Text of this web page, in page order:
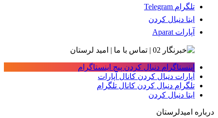
تلگرام Telegram
ایتا دنبال کردن
آپارات Aparat
اینستاگرام دنبال کردن پیج اینستاگرام
آپارات دنبال کردن کانال آپارات
تلگرام دنبال کردن کانال تلگرام
ایتا دنبال کردن
درباره امیدلرستان